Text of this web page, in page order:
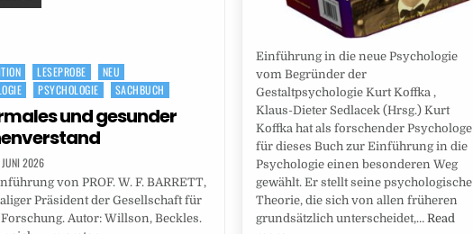
LESEPROBE
NEU
PSYCHOLOGIE SACHBUCH
und gesunder
JUNI 2026
von PROF. W. F. BARRETT,
Präsident der Gesellschaft für
Autor: Willson, Beckles.
Einführung in die neue Psychologie
vom Begründer der
Gestaltpsychologie Kurt Koffka ,
Klaus-Dieter Sedlacek (Hrsg.) Kurt
Koffka hat als forschender Psychologe
für dieses Buch zur Einführung in die
Psychologie einen besonderen Weg
gewählt. Er stellt seine psychologische
Theorie, die sich von allen früheren
grundsätzlich unterscheidet,… Read